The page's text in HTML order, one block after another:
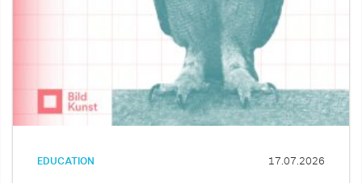
EDUCATION 17.07.2026